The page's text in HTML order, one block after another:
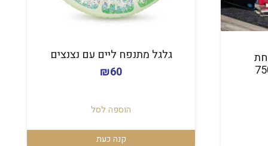
גלגל מתנפח ליים עם נצנצים
₪60
הוספה לסל
קנה כעת